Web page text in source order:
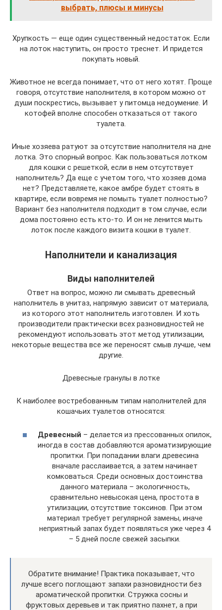
выбрать, плюсы и минусы
Хрупкость — еще один существенный недостаток. Если
на лоток наступить, он просто треснет. И придется
покупать новый.
Животное не всегда понимает, что от него хотят. Проще
говоря, отсутствие наполнителя, в котором можно от
души поскрестись, вызывает у питомца недоумение. И
котофей вполне способен отказаться от такого
туалета.
Иные хозяева ратуют за отсутствие наполнителя на дне
лотка. Это спорный вопрос. Как пользоваться лотком
для кошки с решеткой, если в нем отсутствует
наполнитель? Да еще с учетом того, что хозяев дома
нет? Представляете, какое амбре будет стоять в
квартире, если вовремя не помыть туалет полностью?
Вариант без наполнителя подходит в том случае, если
дома постоянно есть кто-то. И он не ленится мыть
лоток после каждого визита кошки в туалет.
Наполнители и канализация
Виды наполнителей
Ответ на вопрос, можно ли смывать древесный
наполнитель в унитаз, напрямую зависит от материала,
из которого этот наполнитель изготовлен. И хоть
производители практически всех разновидностей не
рекомендуют использовать этот метод утилизации,
некоторые вещества все же переносят смыв лучше, чем
другие.
Древесные гранулы в лотке
К наиболее востребованным типам наполнителей для
кошачьих туалетов относятся:
Древесный – делается из прессованных опилок,
иногда в состав добавляются ароматизирующие
пропитки. При попадании влаги древесина
вначале расслаивается, а затем начинает
комковаться. Среди основных достоинства
данного материала – экологичность,
сравнительно невысокая цена, простота в
утилизации, отсутствие токсинов. При этом
материал требует регулярной замены, иначе
неприятный запах будет появляться уже через 4
– 5 дней после свежей засыпки.
Обратите внимание! Практика показывает, что
лучше всего поглощают запахи разновидности без
ароматической пропитки. Стружка сосны и
фруктовых деревьев и так приятно пахнет, а при